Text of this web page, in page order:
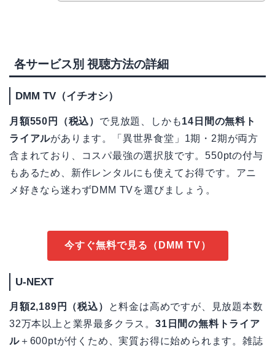
各サービス別 視聴方法の詳細
DMM TV（イチオシ）
月額550円（税込） で見放題、しかも14日間の無料ト
ライアルがあります。「異世界食堂」1期・2期が両方
含まれており、コスパ最強の選択肢です。550ptの付与
もあるため、新作レンタルにも使えてお得です。アニ
メ好きなら迷わずDMM TVを選びましょう。
今すぐ無料で見る（DMM TV）
U-NEXT
月額2,189円（税込）
と料金は高めですが、見放題本数
32万本以上と業界最多クラス。 31日間の無料トライア
ル＋600ptが付くため、実質お得に始められます。雑誌